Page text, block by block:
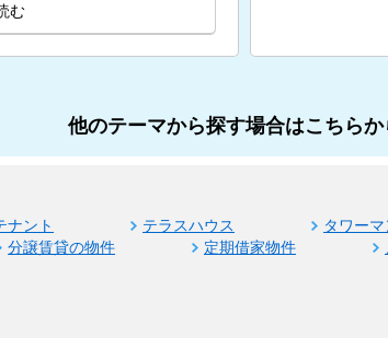
む
他のテーマから探す場合はこちらか
ナント テラスハウス タワー
分譲賃貸の物件
定期借家物件